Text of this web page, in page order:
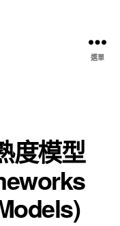
選單
度模型